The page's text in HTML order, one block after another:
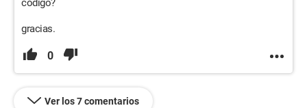
gracias.
0
Ver los 7 comentarios